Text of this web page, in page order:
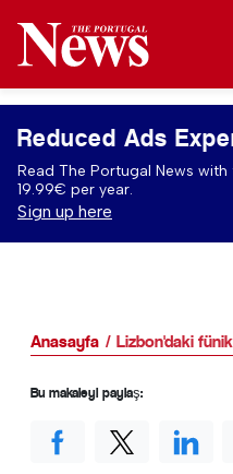
Reduced Ads
Read The Portugal News
19.99€ per year.
Sign up here
Anasayfa Lizbon'daki
Bu makaleyi paylaş: